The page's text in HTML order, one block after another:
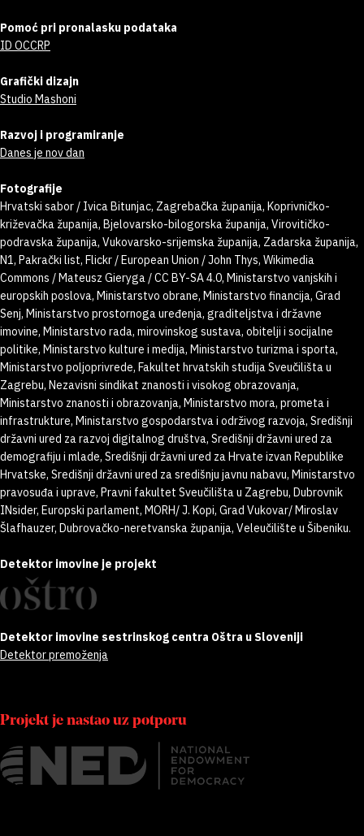
Pomoć pri pronalasku podataka
ID OCCRP
Grafički dizajn
Studio Mashoni
Razvoj i programiranje
Danes je nov dan
Fotografije
Hrvatski sabor / Ivica Bitunjac, Zagrebačka županija, Koprivničko-
križevačka županija, Bjelovarsko-bilogorska županija, Virovitičko-
podravska županija, Vukovarsko-srijemska županija, Zadarska županija,
N1, Pakrački list, Flickr / European Union / John Thys, Wikimedia
Commons / Mateusz Gieryga / CC BY-SA 4.0, Ministarstvo vanjskih i
europskih poslova, Ministarstvo obrane, Ministarstvo financija, Grad
Senj, Ministarstvo prostornoga uređenja, graditeljstva i državne
imovine, Ministarstvo rada, mirovinskog sustava, obitelji i socijalne
politike, Ministarstvo kulture i medija, Ministarstvo turizma i sporta,
Ministarstvo poljoprivrede, Fakultet hrvatskih studija Sveučilišta u
Zagrebu, Nezavisni sindikat znanosti i visokog obrazovanja,
Ministarstvo znanosti i obrazovanja, Ministarstvo mora, prometa i
infrastrukture, Ministarstvo gospodarstva i održivog razvoja, Središnji
državni ured za razvoj digitalnog društva, Središnji državni ured za
demografiju i mlade, Središnji državni ured za Hrvate izvan Republike
Hrvatske, Središnji državni ured za središnju javnu nabavu, Ministarstvo
pravosuđa i uprave, Pravni fakultet Sveučilišta u Zagrebu, Dubrovnik
INsider, Europski parlament, MORH/ J. Kopi, Grad Vukovar/ Miroslav
Šlafhauzer, Dubrovačko-neretvanska županija, Veleučilište u Šibeniku.
Detektor imovine je projekt
Detektor imovine sestrinskog centra Oštra u Sloveniji
Detektor premoženja
Projekt je nastao uz potporu